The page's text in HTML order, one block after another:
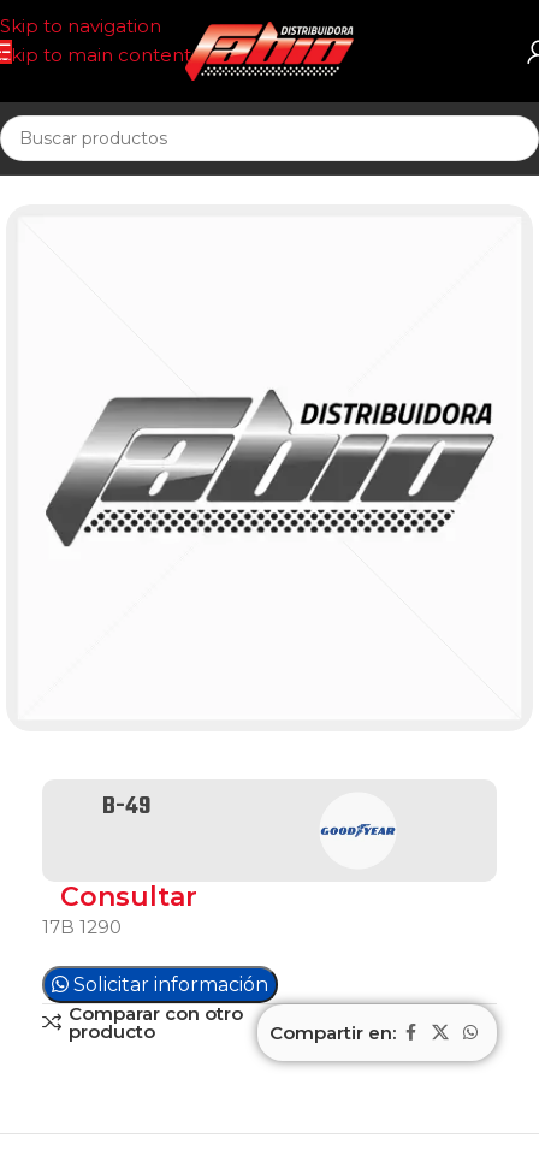
Skip to navigation
Skip to main content
Inicio CORREAS TORQUE
B-49
Consultar
17B 1290
Solicitar información
Comparar con otro
producto Compartir en: